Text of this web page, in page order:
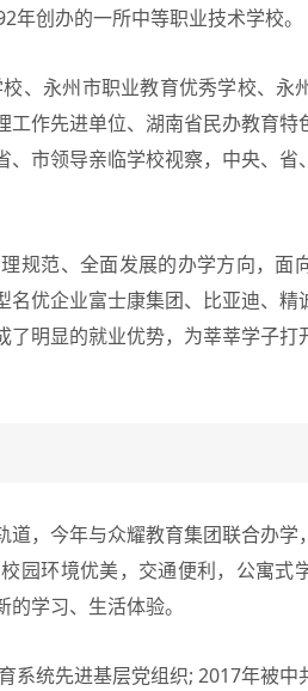
创办的一所中等职业技术学校。
永州市职业教育优秀学校、永州
作先进单位、湖南省民办教育特
市领导亲临学校视察，中央、省
范、全面发展的办学方向，面
优企业富士康集团、比亚迪、精
明显的就业优势，为莘莘学子打
今年与众耀教育集团联合办学
园环境优美，交通便利，公寓式
学习、生活体验。
系统先进基层党组织; 2017年被中